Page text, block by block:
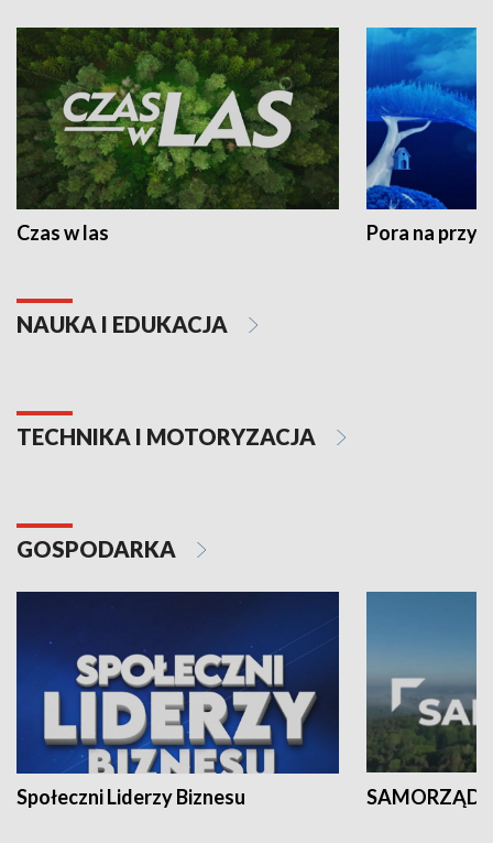
Czas w las Pora na
NAUKA I EDUKACJA
TECHNIKA I MOTORYZACJA
GOSPODARKA
Społeczni Liderzy Biznesu SAMORZĄD